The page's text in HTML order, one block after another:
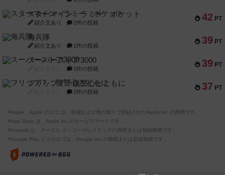
42 PT
スターマイン・ラミー ポケット
紹介文あり 2件の投稿
39 PT
海兵隊
紹介文あり 1件の投稿
39 PT
スーパーストア3000
1件の投稿
37 PT
フリップ７：復讐心とともに
2件の投稿
※Apple、Apple のロゴ は、米国および他の国々で登録されたApple Inc.の商標です。
※App Store は、Apple Inc.のサービスマークです。
※Android は、グーグル インコーポレイテッドの商標または登録商標です。
※Google Play とそのロゴは、Google Inc.の商標または登録商標です。